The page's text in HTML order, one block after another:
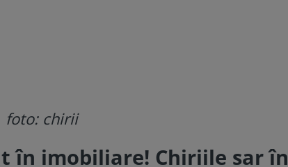
foto: chirii
în imobiliare! Chiriile sar în